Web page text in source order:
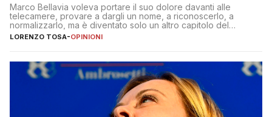
Marco Bellavia voleva portare il suo dolore davanti alle
telecamere, provare a dargli un nome, a riconoscerlo, a
normalizzarlo, ma è diventato solo un altro capitolo del
copione
LORENZO TOSA-OPINIONI